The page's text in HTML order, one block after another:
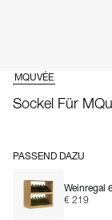
MQUVÉE
Sockel Für
PASSEND DAZU
Weinregal
€ 219